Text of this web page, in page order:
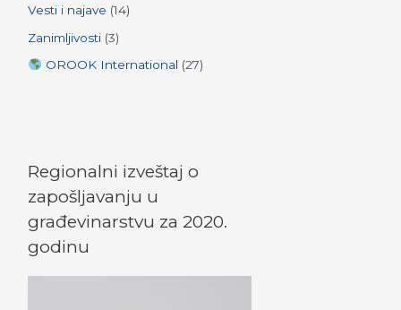
Vesti i najave (14)
Zanimljivosti (3)
OROOK International (27)
Regionalni izveštaj o
zapošljavanju u
građevinarstvu za 2020.
godinu